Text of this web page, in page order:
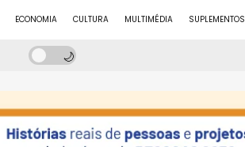
ECONOMIA CULTURA MULTIMÉDIA SUPLEMENTOS